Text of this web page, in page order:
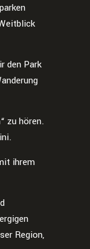
den Park
zu hören.
ihrem
Region,